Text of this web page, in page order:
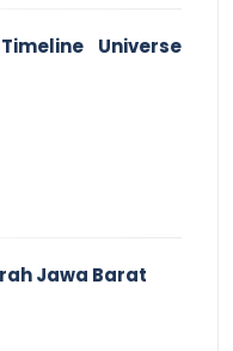
Universe
Jawa Barat